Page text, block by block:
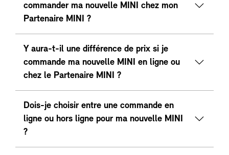
commander ma nouvelle MINI chez mon
Partenaire MINI ?
Y aura-t-il une différence de prix si je
commande ma nouvelle MINI en ligne ou
chez le Partenaire MINI ?
Dois-je choisir entre une commande en
ligne ou hors ligne pour ma nouvelle MINI
?